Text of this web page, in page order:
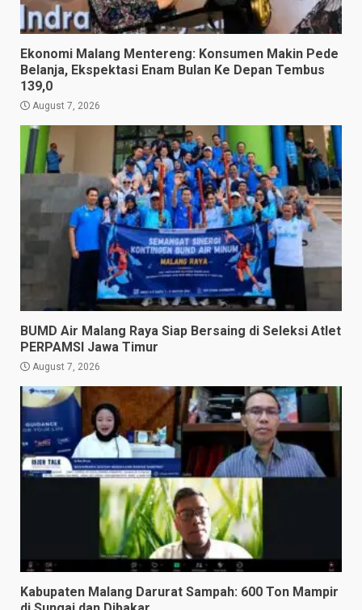
Ekonomi Malang Mentereng: Konsumen Makin Pede
Belanja, Ekspektasi Enam Bulan Ke Depan Tembus
139,0
August 7, 2026
BUMD Air Malang Raya Siap Bersaing di Seleksi Atlet
PERPAMSI Jawa Timur
August 7, 2026
Kabupaten Malang Darurat Sampah: 600 Ton Mampir